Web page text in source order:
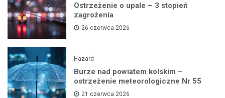
Ostrzeżenie o upale – 3 stopień
zagrożenia
26 czerwca 2026
Hazard
Burze nad powiatem kolskim –
ostrzeżenie meteorologiczne Nr 55
21 czerwca 2026